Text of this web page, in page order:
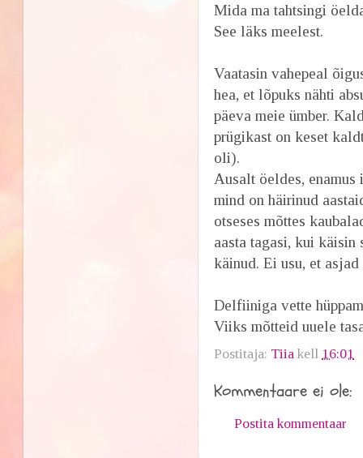
Mida ma tahtsingi
See läks meelest.
Vaatasin vahepeal
hea, et lõpuks nähti
päeva meie ümber.
prügikast on keset
oli).
Ausalt öeldes,
mind on häirinud
otseses mõttes
aasta tagasi, kui
käinud. Ei usu, et
Delfiiniga vette
Viiks mõtteid uuele
Postitaja: Tiia kell 16:01
Kommentaare ei ole:
Postita kommentaar